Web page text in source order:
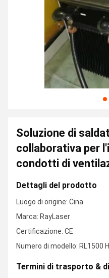
Soluzione di
collaborativa per
condotti di
Dettagli del prodotto
Luogo di origine: Cina
Marca: RayLaser
Certificazione: CE
Numero di modello: RL1500
Termini di trasporto &